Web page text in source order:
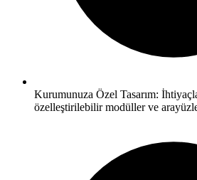
Kurumunuza Özel Tasarım:
özelleştirilebilir modüller ve